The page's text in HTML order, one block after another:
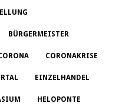
BÜRGERMEISTER
CORONAKRISE
EINZELHANDEL
HELOPONTE